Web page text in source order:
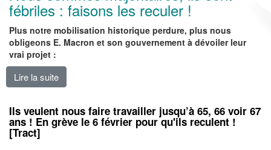
fébriles : faisons les reculer !
Plus notre mobilisation historique perdure, plus nous
obligeons E. Macron et son gouvernement à dévoiler leur
vrai projet :
Lire la suite
Ils veulent nous faire travailler jusqu’à 65, 66 voir 67
ans ! En grève le 6 février pour qu'ils reculent !
[Tract]